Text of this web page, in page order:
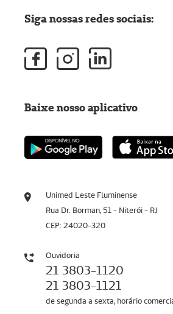
Unimed Leste Fluminense
Rua Dr. Borman, 51 - Niterói - RJ
CEP: 24020-320
Ouvidoria
21 3803-1120
21 3803-1121
de segunda a sexta, horário
Siga nossas redes sociais:
Baixe nosso aplicativo